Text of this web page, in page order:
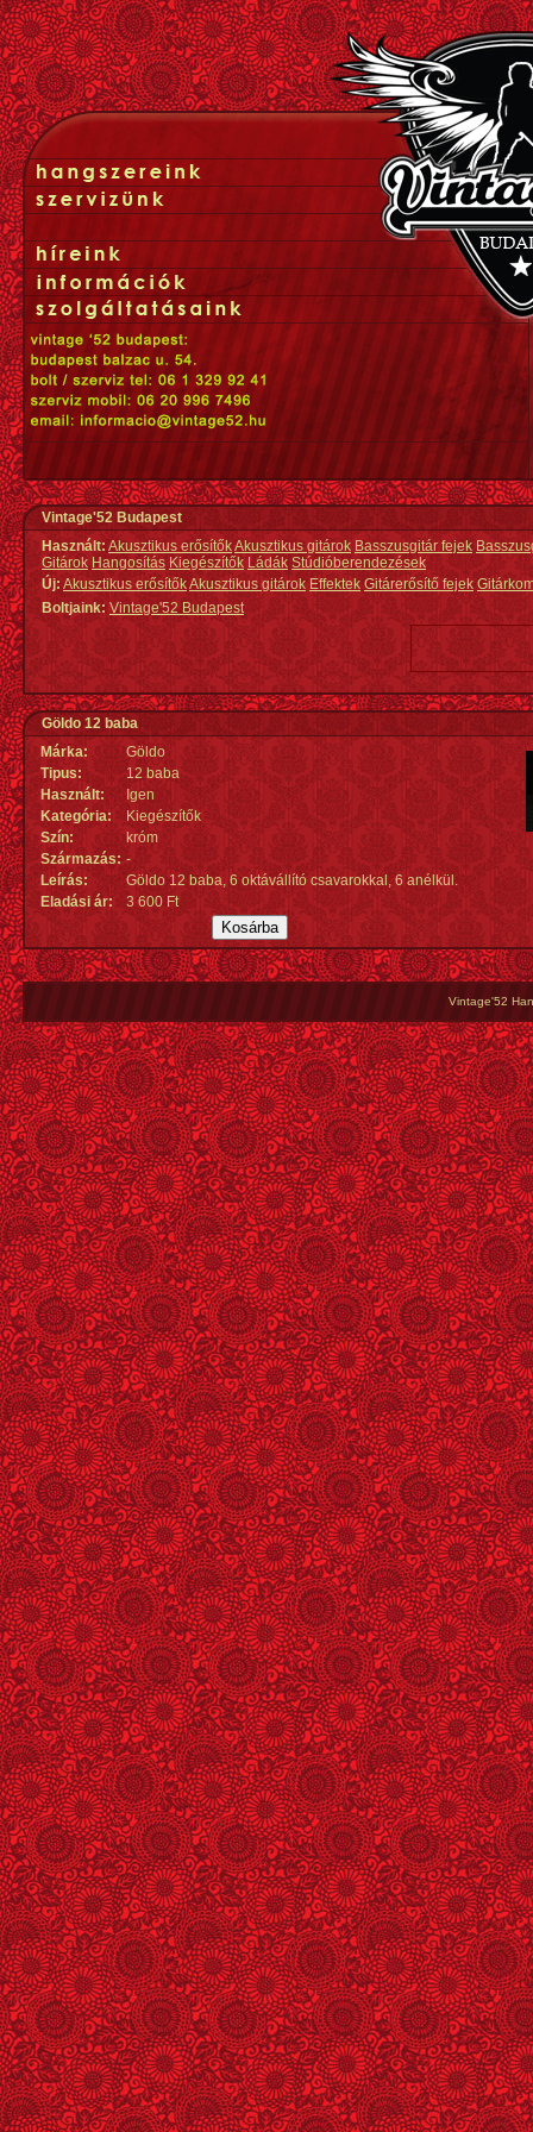
Vintage'52 Budapest
Használt: Akusztikus erősítőkAkusztikus gitárok Basszusgitár fejek
Gitárok Hangosítás Kiegészítők Ládák Stúdióberendezések
Új:Akusztikus erősítőkAkusztikus gitárok Effektek Gitárerősítő fejek
Boltjaink: Vintage'52 Budapest
Göldo 12 baba
Márka:
Göldo
Tipus:
12 baba
Használt:
Igen
Kategória:
Kiegészítők
Szín:
króm
Származás: -
Leírás:
Göldo 12 baba, 6 oktávállító csavarokkal, 6 anélkül.
Eladási ár:
3 600 Ft
Vintage'52